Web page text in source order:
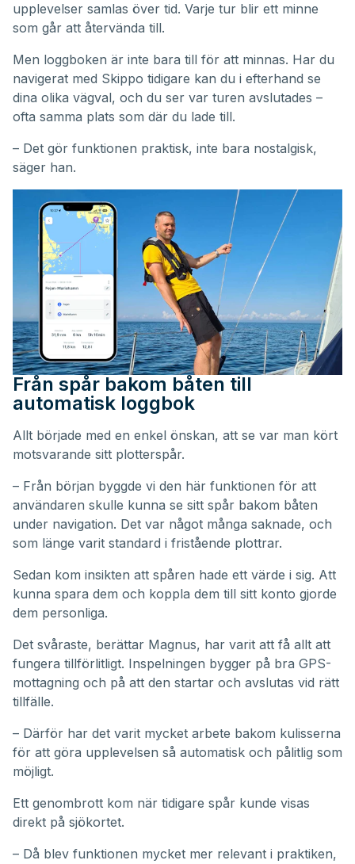
upplevelser samlas över tid. Varje tur blir ett minne
som går att återvända till.
Men loggboken är inte bara till för att minnas. Har du
navigerat med Skippo tidigare kan du i efterhand se
dina olika vägval, och du ser var turen avslutades –
ofta samma plats som där du lade till.
– Det gör funktionen praktisk, inte bara nostalgisk,
säger han.
Från spår bakom båten till
automatisk loggbok
Allt började med en enkel önskan, att se var man kört
motsvarande sitt plotterspår.
– Från början byggde vi den här funktionen för att
användaren skulle kunna se sitt spår bakom båten
under navigation. Det var något många saknade, och
som länge varit standard i fristående plottrar.
Sedan kom insikten att spåren hade ett värde i sig. Att
kunna spara dem och koppla dem till sitt konto gjorde
dem personliga.
Det svåraste, berättar Magnus, har varit att få allt att
fungera tillförlitligt. Inspelningen bygger på bra GPS-
mottagning och på att den startar och avslutas vid rätt
tillfälle.
– Därför har det varit mycket arbete bakom kulisserna
för att göra upplevelsen så automatisk och pålitlig som
möjligt.
Ett genombrott kom när tidigare spår kunde visas
direkt på sjökortet.
– Då blev funktionen mycket mer relevant i praktiken,